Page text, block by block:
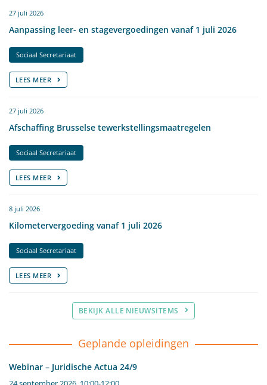
27 juli 2026
Aanpassing leer- en stagevergoedingen vanaf 1 juli 2026
Sociaal Secretariaat
LEES MEER
27 juli 2026
Afschaffing Brusselse tewerkstellingsmaatregelen
Sociaal Secretariaat
LEES MEER
8 juli 2026
Kilometervergoeding vanaf 1 juli 2026
Sociaal Secretariaat
LEES MEER
BEKIJK ALLE NIEUWSITEMS
Geplande opleidingen
Webinar – Juridische Actua 24/9